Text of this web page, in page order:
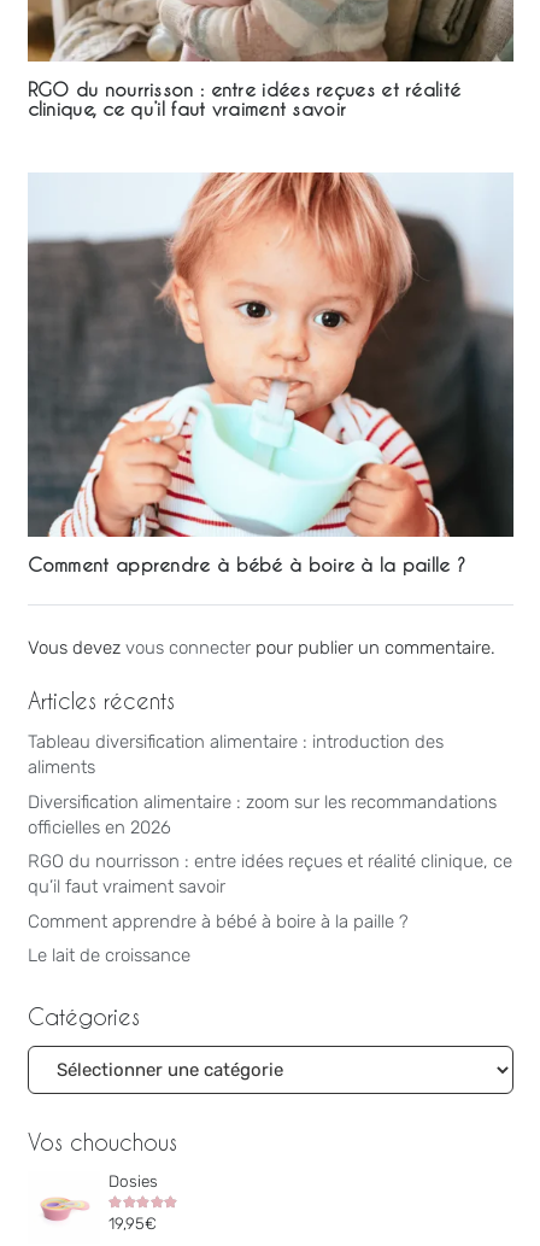
RGO du nourrisson : entre idées reçues et réalité
clinique, ce qu’il faut vraiment savoir
Comment apprendre à bébé à boire à la paille ?
Vous devez vous connecterpour publier un commentaire.
Articles récents
Tableau diversification alimentaire : introduction des
aliments
Diversification alimentaire : zoom sur les recommandations
officielles en 2026
RGO du nourrisson : entre idées reçues et réalité clinique, ce
qu’il faut vraiment savoir
Comment apprendre à bébé à boire à la paille ?
Le lait de croissance
Catégories
Catégories
Vos chouchous
Dosies
Note5.00
19,95€